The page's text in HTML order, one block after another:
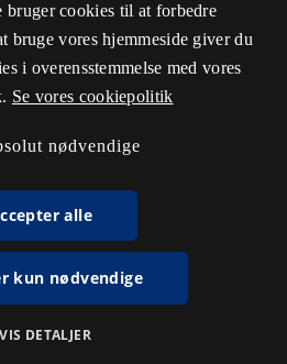
bruger cookies til at forbedre
bruge vores hjemmeside giver du
i overensstemmelse med vores
Se vores cookiepolitik
nødvendige
alle
kun nødvendige
VIS DETALJER